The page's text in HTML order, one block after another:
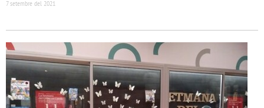
7 setembre del 2021